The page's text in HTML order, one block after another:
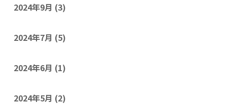
2024年9月 (3)
2024年7月 (5)
2024年6月 (1)
2024年5月 (2)